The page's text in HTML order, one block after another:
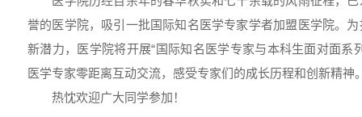
誉的医学院，吸引一批国际知名医学专家学者加盟医学院。
新潜力，医学院将开展“国际知名医学专家与本科生面对面系
医学专家零距离互动交流，感受专家们的成长历程和创新精神
热忱欢迎广大同学参加！